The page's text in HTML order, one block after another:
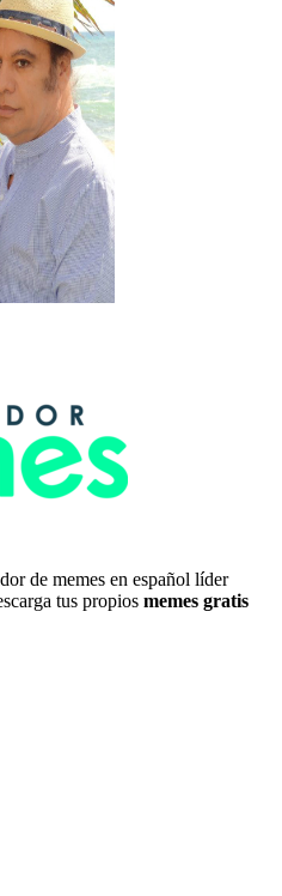
de memes en español líder
tus propios memes gratis